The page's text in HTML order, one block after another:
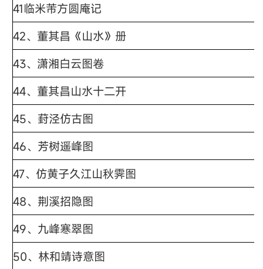
41临米芾方圆庵记
42、董其昌《山水》册
43、潇湘白云图卷
44、董其昌山水十二开
45、葑泾仿古图
46、芳树遥峰图
47、仿黄子久江山秋霁图
48、荆溪招隐图
49、九峰寒翠图
50、林和靖诗意图